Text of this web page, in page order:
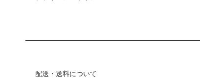
配送・送料について